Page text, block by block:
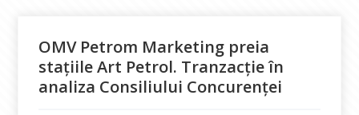
OMV Petrom Marketing preia
stațiile Art Petrol. Tranzacție în
analiza Consiliului Concurenței